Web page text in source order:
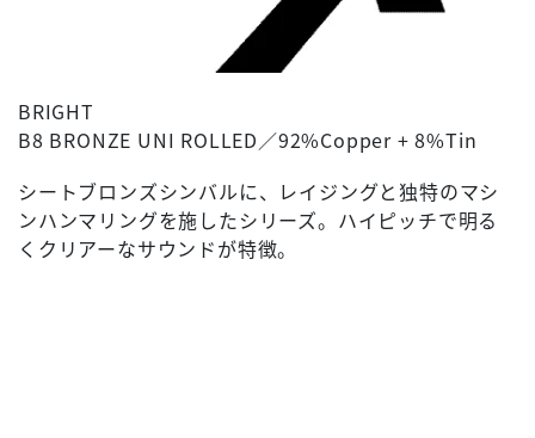
BRIGHT
B8 BRONZE UNI ROLLED／92%Copper + 8%Tin
シートブロンズシンバルに、レイジングと独特のマシ
ンハンマリングを施したシリーズ。ハイピッチで明る
くクリアーなサウンドが特徴。